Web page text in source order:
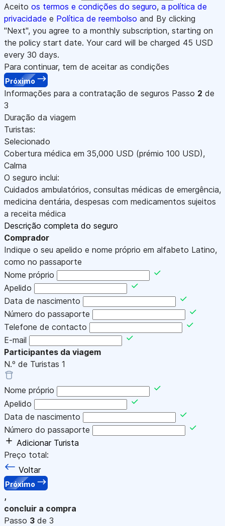
Aceito os termos e condições do seguro, a política de
privacidade e Política de reembolso and By clicking
"Next", you agree to a monthly subscription, starting on
the policy start date. Your card will be charged 45 USD
every 30 days.
Para continuar, tem de aceitar as condições
Próximo
Informações para a contratação de seguros Passo 2 de
3
Duração da viagem
Turistas:
Selecionado
Cobertura médica em 35,000 USD (prémio 100 USD),
Calma
O seguro inclui:
Cuidados ambulatórios, consultas médicas de emergência,
medicina dentária, despesas com medicamentos sujeitos
a receita médica
Descrição completa do seguro
Comprador
Indique o seu apelido e nome próprio em alfabeto Latino,
como no passaporte
Nome próprio
Apelido
Data de nascimento
Número do passaporte
Telefone de contacto
E-mail
Participantes da viagem
N.º de Turistas 1
Nome próprio
Apelido
Data de nascimento
Número do passaporte
Adicionar Turista
Preço total:
Voltar
Próximo
,
concluir a compra
Passo 3 de 3